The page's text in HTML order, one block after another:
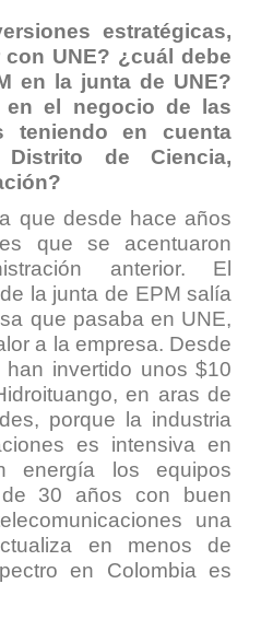
estratégicas,
UNE? ¿cuál debe
en la junta de UNE?
en el negocio de las
teniendo en cuenta
de Ciencia,
que desde hace años
que se acentuaron
anterior. El
la junta de EPM salía
que pasaba en UNE,
a la empresa. Desde
invertido unos $10
en aras de
porque la industria
es intensiva en
energía los equipos
30 años con buen
una
en menos de
en Colombia es